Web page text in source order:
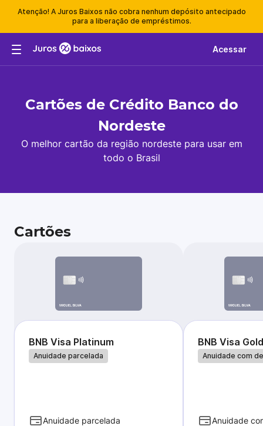
Atenção! A Juros Baixos não cobra nenhum depósito antecipado
para a liberação de empréstimos.
Acessar
Cartões de Crédito Banco do
Nordeste
O melhor cartão da região nordeste para usar em
todo o Brasil
Cartões
BNB Visa Platinum
Anuidade parcelada
Anuidade parcelada
BNB Visa Gold
Anuidade com
Anuidade